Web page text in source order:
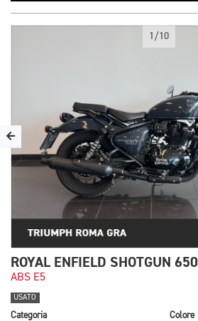
1/10
ROYAL ENFIELD SHOTGUN 650
ABS E5
USATO
Categoria
Colore